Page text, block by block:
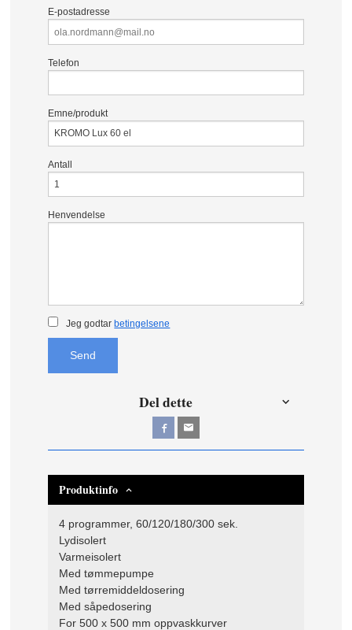
E-postadresse
Telefon
Emne/produkt
Antall
Henvendelse
Jeg godtar betingelsene
Send
Del dette
Produktinfo
4 programmer, 60/120/180/300 sek.
Lydisolert
Varmeisolert
Med tømmepumpe
Med tørremiddeldosering
Med såpedosering
For 500 x 500 mm oppvaskkurver